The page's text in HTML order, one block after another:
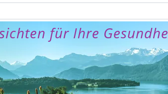
für Ihre